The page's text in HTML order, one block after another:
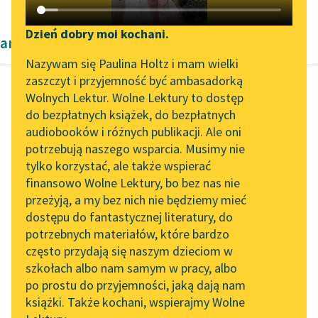
Katalog DAISY
Podkasty o książkach
Zgłoś brak utworu
Aktualności
„Prokurator Alicja Horn”
do słuchania
Byliśmy częścią AI Impact
Lab
Zapraszamy na spotkanie
online z tłumaczkami
literatury skandynawskiej
Spotkanie z Katarzyną
Tunkiel w Oslo
102. lata temu zmarł
Joseph Conrad
Narzędzia
Mapa Wolnych Lektur
Leśmianator
Przewodnik dla piszących i
czytających
API
OAI-PMH
Widget Wolnych Lektur
Przypisy
Dzień dobry moi kochani.
Nazywam się Paulina Holtz i mam wielki
zaszczyt i przyjemność być ambasadorką
Wolnych Lektur. Wolne Lektury to dostęp
do bezpłatnych książek, do bezpłatnych
audiobooków i różnych publikacji. Ale oni
potrzebują naszego wsparcia. Musimy nie
tylko korzystać, ale także wspierać
finansowo Wolne Lektury, bo bez nas nie
przeżyją, a my bez nich nie będziemy mieć
dostępu do fantastycznej literatury, do
potrzebnych materiałów, które bardzo
często przydają się naszym dzieciom w
szkołach albo nam samym w pracy, albo
po prostu do przyjemności, jaką dają nam
książki. Także kochani, wspierajmy Wolne
artykuły naukowe Kazimierza Wyki
Kazimierz Wyka
Modernizm polski
Specjalnie na tym mi
zależało, ażeby nie
pominąć milczeniem
nowych opracowań i
nowych propozycji
interpretacyjnych...
Czytaj więcej